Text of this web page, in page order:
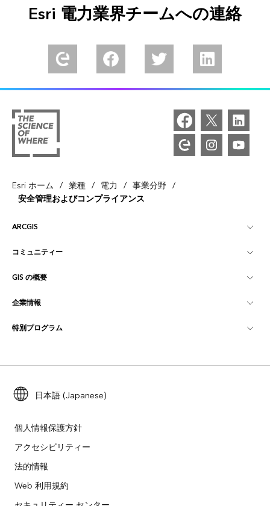
Esri 電力業界チームへの連絡
Esri ホーム / 業種 / 電力 / 事業分野 /
安全管理およびコンプライアンス
ARCGIS
ArcGIS の概要
マッピング
ArcGIS Online
開発者向けテクノロジー
ArcGIS Location Platform
ArcGIS Architecture Center
コミュニティー
Esri Community
ArcGIS ブログ
ユーザー調査およびテスト
Esri Young Professionals Network
イベント
GIS の概要
GIS とは
ロケーション インテリジェンス
トレーニング
ArcUser
ArcNews
ArcWatch
Esri Press
企業情報
Esri について
採用情報
パートナー
企業行動規範
環境および持続可能性の取り組み
特別プログラム
ArcGIS for Student Use
災害対応
教育機関
非営利組織
日本語 (Japanese)
個人情報保護方針
アクセシビリティー
法的情報
Web 利用規約